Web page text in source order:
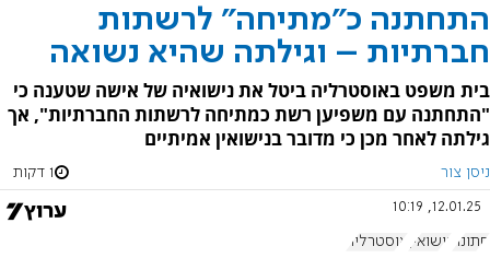
התחתנה כ"מתיחה" לרשתות
חברתיות – וגילתה שהיא נשואה
בית משפט באוסטרליה ביטל את נישואיה של אישה שטענה כי
"התחתנה עם משפיען רשת כמתיחה לרשתות החברתיות", אך
גילתה לאחר מכן כי מדובר בנישואין אמיתיים
ניסן צור 1 דקות
12.01.25, 10:19
חתונה נישואין אוסטרליה